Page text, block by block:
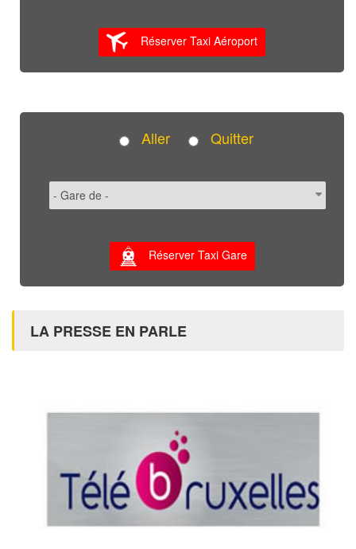
Réserver Taxi Aéroport
Aller Quitter
Réserver Taxi Gare
LA PRESSE EN PARLE